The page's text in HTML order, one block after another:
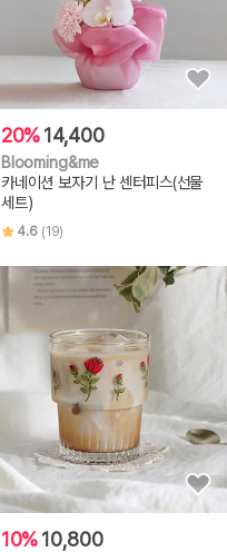
20%14,400
Blooming&me
카네이션 보자기 난 센터피스(선물
세트)
4.6 (19)
10%10,800